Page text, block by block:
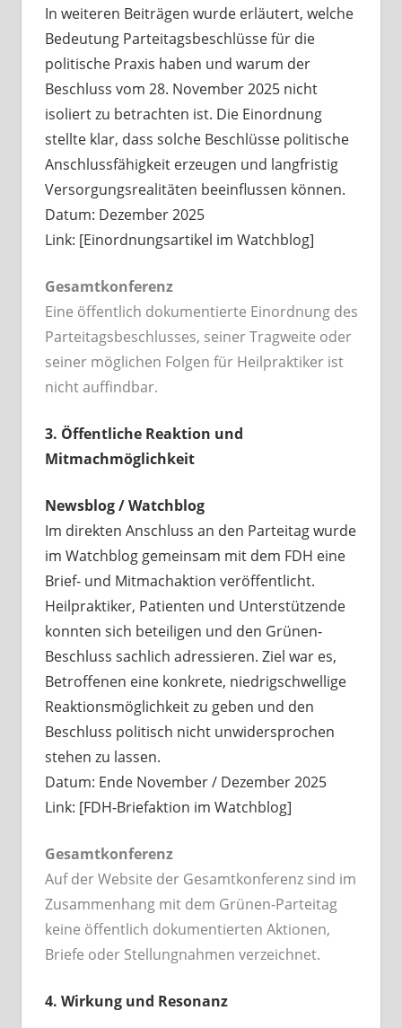
In weiteren Beiträgen wurde erläutert, welche
Bedeutung Parteitagsbeschlüsse für die
politische Praxis haben und warum der
Beschluss vom 28. November 2025 nicht
isoliert zu betrachten ist. Die Einordnung
stellte klar, dass solche Beschlüsse politische
Anschlussfähigkeit erzeugen und langfristig
Versorgungsrealitäten beeinflussen können.
Datum: Dezember 2025
Link: [Einordnungsartikel im Watchblog]
Gesamtkonferenz
Eine öffentlich dokumentierte Einordnung des
Parteitagsbeschlusses, seiner Tragweite oder
seiner möglichen Folgen für Heilpraktiker ist
nicht auffindbar.
3. Öffentliche Reaktion und
Mitmachmöglichkeit
Newsblog / Watchblog
Im direkten Anschluss an den Parteitag wurde
im Watchblog gemeinsam mit dem FDH eine
Brief- und Mitmachaktion veröffentlicht.
Heilpraktiker, Patienten und Unterstützende
konnten sich beteiligen und den Grünen-
Beschluss sachlich adressieren. Ziel war es,
Betroffenen eine konkrete, niedrigschwellige
Reaktionsmöglichkeit zu geben und den
Beschluss politisch nicht unwidersprochen
stehen zu lassen.
Datum: Ende November / Dezember 2025
Link: [FDH-Briefaktion im Watchblog]
Gesamtkonferenz
Auf der Website der Gesamtkonferenz sind im
Zusammenhang mit dem Grünen-Parteitag
keine öffentlich dokumentierten Aktionen,
Briefe oder Stellungnahmen verzeichnet.
4. Wirkung und Resonanz